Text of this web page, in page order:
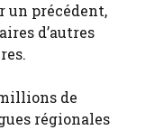
un précédent,
d’autres
de
régionales